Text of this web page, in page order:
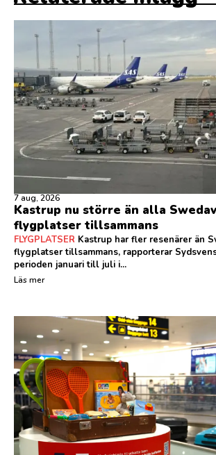
7 aug, 2026
Kastrup nu större än alla
flygplatser tillsammans
FLYGPLATSER Kastrup har fler resenärer än
flygplatser tillsammans, rapporterar
perioden januari till juli i...
Läs mer